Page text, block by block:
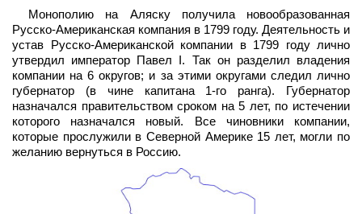
Монополию на Аляску получила новообразованная
Русско-Американская компания в 1799 году. Деятельность и
устав Русско-Американской компании в 1799 году лично
утвердил император Павел I. Так он разделил владения
компании на 6 округов; и за этими округами следил лично
губернатор (в чине капитана 1-го ранга). Губернатор
назначался правительством сроком на 5 лет, по истечении
которого назначался новый. Все чиновники компании,
которые прослужили в Северной Америке 15 лет, могли по
желанию вернуться в Россию.